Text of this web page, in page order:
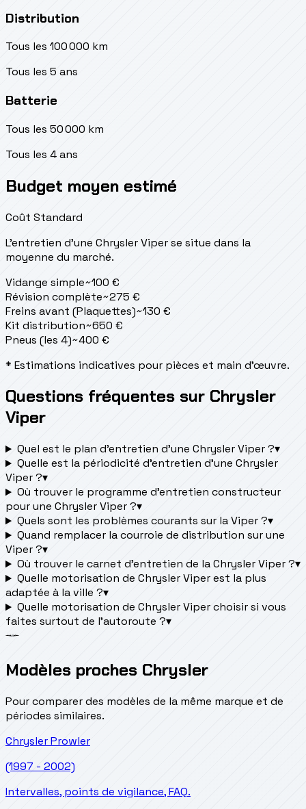
Distribution
Tous les 100 000 km
Tous les 5 ans
Batterie
Tous les 50 000 km
Tous les 4 ans
Budget moyen estimé
Coût Standard
L'entretien d'une Chrysler Viper se situe dans la
moyenne du marché.
Vidange simple~100 €
Révision complète~275 €
Freins avant (Plaquettes)~130 €
Kit distribution~650 €
Pneus (les 4)~400 €
* Estimations indicatives pour pièces et main d'œuvre.
Questions fréquentes sur Chrysler
Viper
Quel est le plan d’entretien d’une Chrysler Viper ?▾
Quelle est la périodicité d’entretien d’une Chrysler
Viper ?▾
Où trouver le programme d’entretien constructeur
pour une Chrysler Viper ?▾
Quels sont les problèmes courants sur la Viper ?▾
Quand remplacer la courroie de distribution sur une
Viper ?▾
Où trouver le carnet d'entretien de la Chrysler Viper ?▾
Quelle motorisation de Chrysler Viper est la plus
adaptée à la ville ?▾
Quelle motorisation de Chrysler Viper choisir si vous
faites surtout de l'autoroute ?▾
Modèles proches Chrysler
Pour comparer des modèles de la même marque et de
périodes similaires.
ChryslerProwler
(1997 - 2002)
Intervalles, points de vigilance, FAQ.